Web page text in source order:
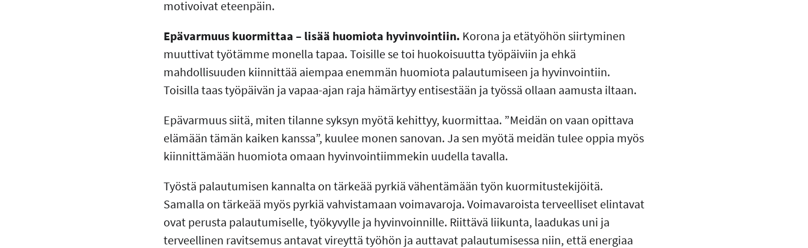
motivoivat eteenpäin.
Epävarmuus kuormittaa – lisää huomiota hyvinvointiin. Korona ja etätyöhön siirtyminen
muuttivat työtämme monella tapaa. Toisille se toi huokoisuutta työpäiviin ja ehkä
mahdollisuuden kiinnittää aiempaa enemmän huomiota palautumiseen ja hyvinvointiin.
Toisilla taas työpäivän ja vapaa-ajan raja hämärtyy entisestään ja työssä ollaan aamusta iltaan.
Epävarmuus siitä, miten tilanne syksyn myötä kehittyy, kuormittaa. ”Meidän on vaan opittava
elämään tämän kaiken kanssa”, kuulee monen sanovan. Ja sen myötä meidän tulee oppia myös
kiinnittämään huomiota omaan hyvinvointiimmekin uudella tavalla.
Työstä palautumisen kannalta on tärkeää pyrkiä vähentämään työn kuormitustekijöitä.
Samalla on tärkeää myös pyrkiä vahvistamaan voimavaroja. Voimavaroista terveelliset elintavat
ovat perusta palautumiselle, työkyvylle ja hyvinvoinnille. Riittävä liikunta, laadukas uni ja
terveellinen ravitsemus antavat vireyttä työhön ja auttavat palautumisessa niin, että energiaa